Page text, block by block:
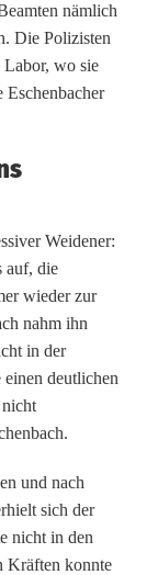
nämlich
Die Polizisten
Labor, wo sie
Weidener:
auf, die
wieder zur
nahm ihn
in der
deutlichen
und nach
sich der
nicht in den
Kräften konnte